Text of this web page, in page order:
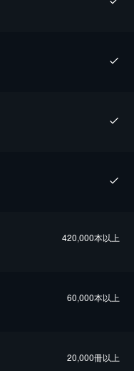
420,000本以上
60,000本以上
20,000冊以上